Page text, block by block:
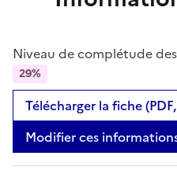
Niveau de complétude
29%
Télécharger la fiche
Modifier ces